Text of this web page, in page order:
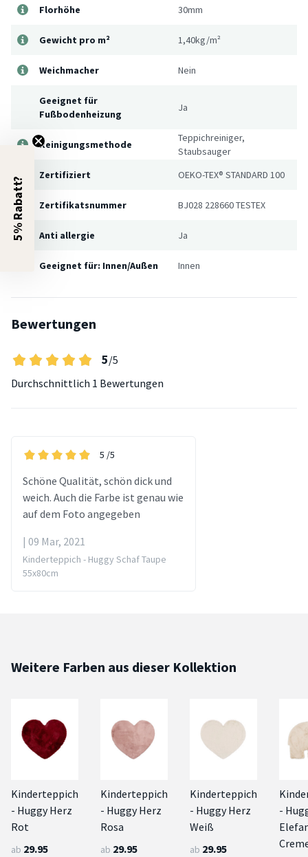
Florhöhe 30mm
Gewicht pro m² 1,40kg/m²
Weichmacher Nein
Geeignet für
Fußbodenheizung
Ja
Reinigungsmethode
Teppichreiniger,
Staubsauger
Zertifiziert
OEKO-TEX® STANDARD 100
Zertifikatsnummer BJ028 228660 TESTEX
Anti allergie Ja
Geeignet für: Innen/Außen Innen
Bewertungen
5/5
Durchschnittlich 1 Bewertungen
5 /5
Schöne Qualität, schön dick und
weich. Auch die Farbe ist genau wie
auf dem Foto angegeben
| 09 Mar, 2021
Kinderteppich - Huggy Schaf Taupe
55x80cm
Weitere Farben aus dieser Kollektion
Kinderteppich
- Huggy Herz
Rot
ab 29.95
Kinderteppich
- Huggy Herz
Rosa
ab 29.95
Kinderteppich
- Huggy Herz
Weiß
ab 29.95
-
5% Rabatt?